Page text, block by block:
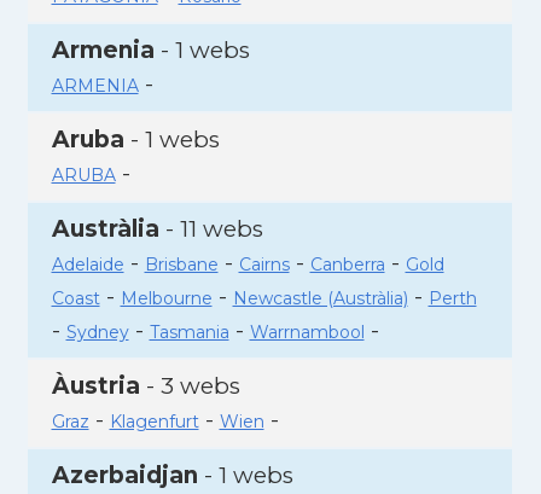
Armenia - 1 webs
ARMENIA-
Aruba - 1 webs
ARUBA-
Austràlia - 11 webs
Adelaide - Brisbane - Cairns- Canberra - Gold
Coast- Melbourne - Newcastle (Austràlia) - Perth
- Sydney- Tasmania - Warrnambool -
Àustria - 3 webs
Graz - Klagenfurt- Wien -
Azerbaidjan - 1 webs